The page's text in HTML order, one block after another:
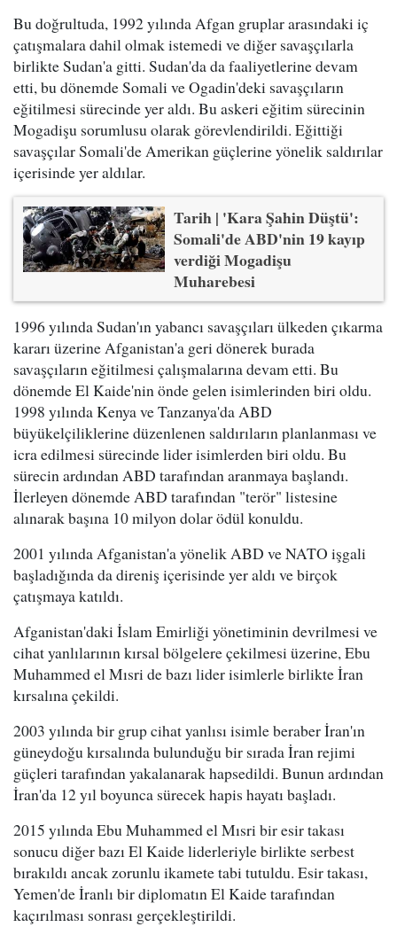
Bu doğrultuda, 1992 yılında Afgan gruplar arasındaki iç
çatışmalara dahil olmak istemedi ve diğer savaşçılarla
birlikte Sudan'a gitti. Sudan'da da faaliyetlerine devam
etti, bu dönemde Somali ve Ogadin'deki savaşçıların
eğitilmesi sürecinde yer aldı. Bu askeri eğitim sürecinin
Mogadişu sorumlusu olarak görevlendirildi. Eğittiği
savaşçılar Somali'de Amerikan güçlerine yönelik saldırılar
içerisinde yer aldılar.
Tarih | 'Kara Şahin Düştü':
Somali'de ABD'nin 19 kayıp
verdiği Mogadişu
Muharebesi
1996 yılında Sudan'ın yabancı savaşçıları ülkeden çıkarma
kararı üzerine Afganistan'a geri dönerek burada
savaşçıların eğitilmesi çalışmalarına devam etti. Bu
dönemde El Kaide'nin önde gelen isimlerinden biri oldu.
1998 yılında Kenya ve Tanzanya'da ABD
büyükelçiliklerine düzenlenen saldırıların planlanması ve
icra edilmesi sürecinde lider isimlerden biri oldu. Bu
sürecin ardından ABD tarafından aranmaya başlandı.
İlerleyen dönemde ABD tarafından "terör" listesine
alınarak başına 10 milyon dolar ödül konuldu.
2001 yılında Afganistan'a yönelik ABD ve NATO işgali
başladığında da direniş içerisinde yer aldı ve birçok
çatışmaya katıldı.
Afganistan'daki İslam Emirliği yönetiminin devrilmesi ve
cihat yanlılarının kırsal bölgelere çekilmesi üzerine, Ebu
Muhammed el Mısri de bazı lider isimlerle birlikte İran
kırsalına çekildi.
2003 yılında bir grup cihat yanlısı isimle beraber İran'ın
güneydoğu kırsalında bulunduğu bir sırada İran rejimi
güçleri tarafından yakalanarak hapsedildi. Bunun ardından
İran'da 12 yıl boyunca sürecek hapis hayatı başladı.
2015 yılında Ebu Muhammed el Mısri bir esir takası
sonucu diğer bazı El Kaide liderleriyle birlikte serbest
bırakıldı ancak zorunlu ikamete tabi tutuldu. Esir takası,
Yemen'de İranlı bir diplomatın El Kaide tarafından
kaçırılması sonrası gerçekleştirildi.